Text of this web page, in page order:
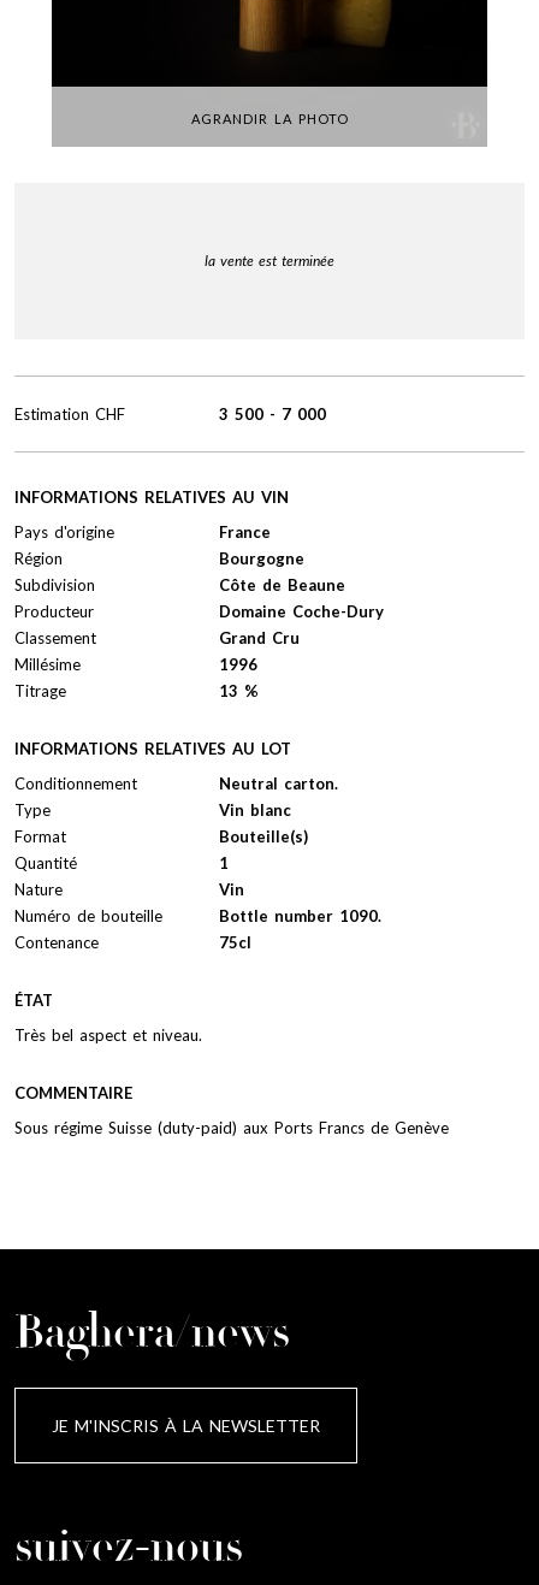
AGRANDIR LA PHOTO
la vente est terminée
INFORMATIONS RELATIVES AU VIN
Pays d'origine
France
Région
Bourgogne
Subdivision
Côte de Beaune
Producteur
Domaine Coche-Dury
Classement
Grand Cru
Millésime
1996
Titrage
13 %
INFORMATIONS RELATIVES AU LOT
Conditionnement
Neutral carton.
Type
Vin blanc
Format
Bouteille(s)
Quantité
1
Nature
Vin
Numéro de bouteille
Bottle number 1090.
Contenance
75cl
Estimation CHF 3 500 - 7 000
ÉTAT
Très bel aspect et niveau.
COMMENTAIRE
Sous régime Suisse (duty-paid) aux Ports Francs de Genève
Baghera/news
JE M'INSCRIS À LA NEWSLETTER
suivez-nous